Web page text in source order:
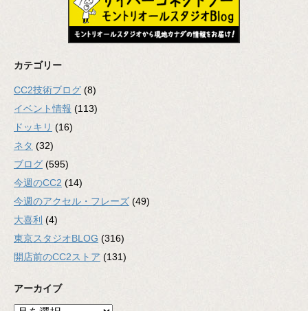
カテゴリー
CC2技術ブログ (8)
イベント情報 (113)
ドッキリ (16)
ネタ (32)
ブログ (595)
今週のCC2 (14)
今週のアクセル・フレーズ (49)
大喜利 (4)
東京スタジオBLOG (316)
開店前のCC2ストア (131)
アーカイブ